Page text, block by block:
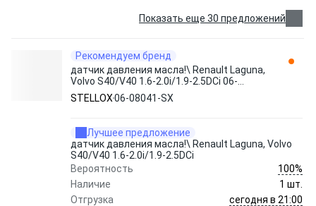
Показать еще 30 предложений
Рекомендуем бренд
датчик давления масла!\ Renault Laguna,
Volvo S40/V40 1.6-2.0i/1.9-2.5DCi 06-
08041-SX STELLOX
STELLOX06-08041-SX
Лучшее предложение
датчик давления масла!\ Renault Laguna, Volvo
S40/V40 1.6-2.0i/1.9-2.5DCi
Вероятность
100%
Наличие
1 шт.
Отгрузка
сегодня в 21:00